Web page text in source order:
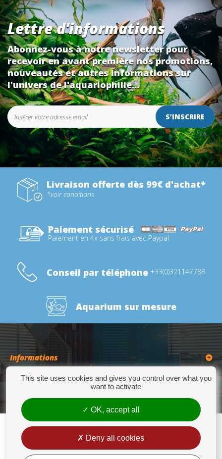
Lettre d'informations
Abonnez-vous à notre newsletter pour
recevoir en avant première nos promotions,
nouveautés et autres informations sur
l'univers de l'aquariophilie...
S’INSCRIRE
Livraison offerte dès 99€ d'achat*
*voir conditions
Paiement sécurisé
Paiement en 4x sans frais avec Paypal
Conseil par téléphone +33(0)321147788
Aquarium sur mesure
Informations
Catégories
276 Quater Route de la Bassée - 62300 LENS - Tél : +33(0)3 21 14 77 88 - Fax:
This site uses cookies and gives you control over what you
want to activate
OK, accept all
Deny all cookies